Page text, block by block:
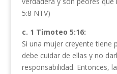
5:8 NTV)
c. 1 Timoteo 5:16:
Si una mujer creyente tiene
debe cuidar de ellas y no
responsabilidad. Entonces,